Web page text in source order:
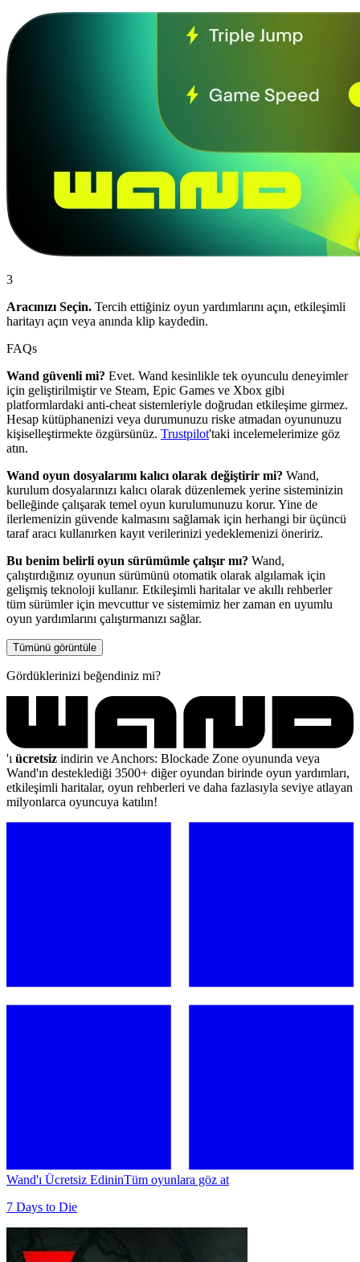
3
Aracınızı Seçin. Tercih ettiğiniz oyun yardımlarını açın, etkileşimli
haritayı açın veya anında klip kaydedin.
FAQs
Wand güvenli mi? Evet. Wand kesinlikle tek oyunculu deneyimler
için geliştirilmiştir ve Steam, Epic Games ve Xbox gibi
platformlardaki anti-cheat sistemleriyle doğrudan etkileşime girmez.
Hesap kütüphanenizi veya durumunuzu riske atmadan oyununuzu
kişiselleştirmekte özgürsünüz. Trustpilot'taki incelemelerimize göz
atın.
Wand oyun dosyalarımı kalıcı olarak değiştirir mi? Wand,
kurulum dosyalarınızı kalıcı olarak düzenlemek yerine sisteminizin
belleğinde çalışarak temel oyun kurulumunuzu korur. Yine de
ilerlemenizin güvende kalmasını sağlamak için herhangi bir üçüncü
taraf aracı kullanırken kayıt verilerinizi yedeklemenizi öneririz.
Bu benim belirli oyun sürümümle çalışır mı? Wand,
çalıştırdığınız oyunun sürümünü otomatik olarak algılamak için
gelişmiş teknoloji kullanır. Etkileşimli haritalar ve akıllı rehberler
tüm sürümler için mevcuttur ve sistemimiz her zaman en uyumlu
oyun yardımlarını çalıştırmanızı sağlar.
Tümünü görüntüle
Gördüklerinizi beğendiniz mi?
'ı ücretsiz indirin ve Anchors: Blockade Zone oyununda veya
Wand'ın desteklediği 3500+ diğer oyundan birinde oyun yardımları,
etkileşimli haritalar, oyun rehberleri ve daha fazlasıyla seviye atlayan
milyonlarca oyuncuya katılın!
Wand'ı Ücretsiz EdininTüm oyunlara göz at
7 Days to Die